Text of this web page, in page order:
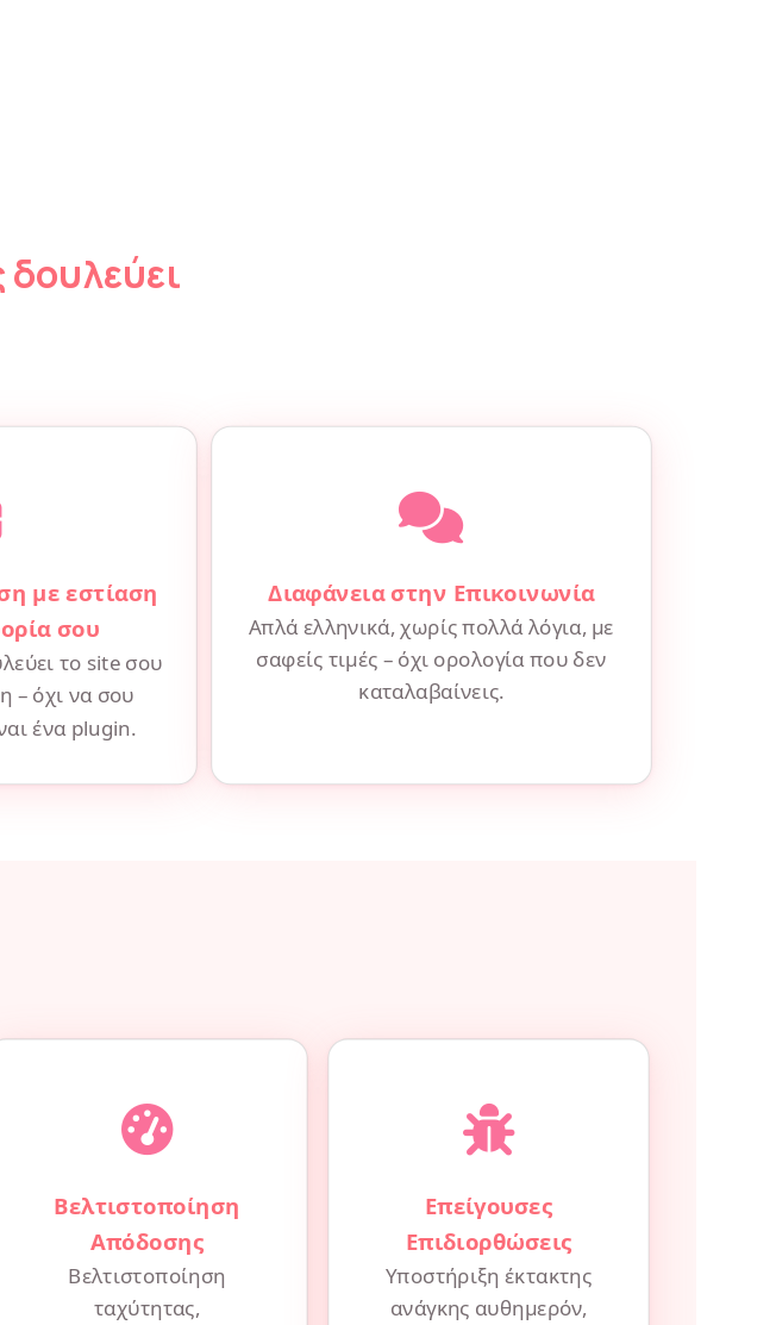
με εστίαση
σου
το site σου
– όχι να σου
ένα plugin.
Διαφάνεια στην Επικοινωνία
Απλά ελληνικά, χωρίς πολλά λόγια, με
σαφείς τιμές – όχι ορολογία που δεν
καταλαβαίνεις.
Βελτιστοποίηση
Απόδοσης
Βελτιστοποίηση
ταχύτητας,
Επείγουσες
Επιδιορθώσεις
Υποστήριξη έκτακτης
ανάγκης αυθημερόν,